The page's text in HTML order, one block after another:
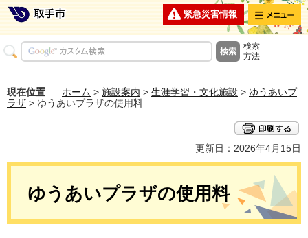
緊急災害情報 メニュー
検索
方法
現在位置 ホーム > 施設案内 > 生涯学習・文化施設 > ゆうあいプ
ラザ > ゆうあいプラザの使用料
更新日：2026年4月15日
ゆうあいプラザの使用料